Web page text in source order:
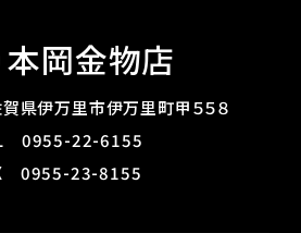
本岡金物店
県伊万里市伊万里町甲５５８
0955-22-6155
0955-23-8155